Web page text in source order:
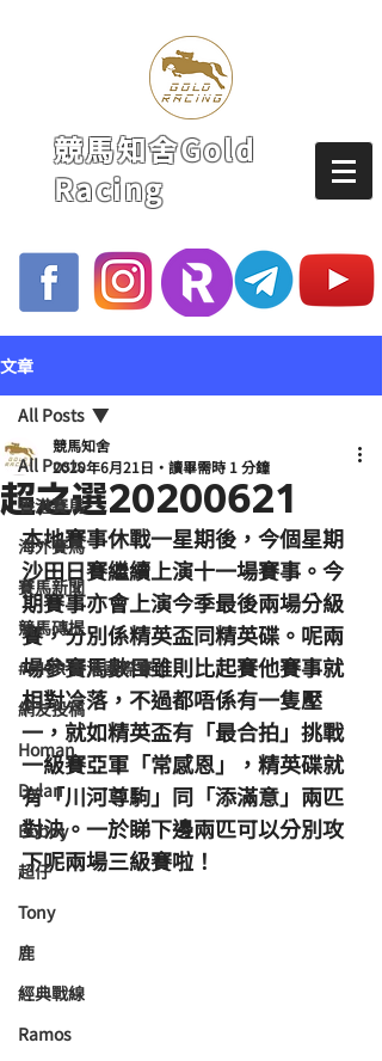
競馬知舍Gold
Racing
文章
All Posts
香港賽馬
海外賽馬
賽馬新聞
競馬磚提
#HKIR 香港國際賽
網友投稿
Homan
Dylan
Bobby
超仔
Tony
鹿
經典戰線
Ramos
All Posts
超之選20200621
競馬知舍
2020年6月21日
讀畢需時 1 分鐘
本地賽事休戰一星期後，今個星期
沙田日賽繼續上演十一場賽事。今
期賽事亦會上演今季最後兩場分級
賽，分別係精英盃同精英碟。呢兩
場參賽馬數目雖則比起賽他賽事就
相對冷落，不過都唔係有一隻壓
一，就如精英盃有「最合拍」挑戰
一級賽亞軍「常感恩」，精英碟就
有「川河尊駒」同「添滿意」兩匹
對決。一於睇下邊兩匹可以分別攻
下呢兩場三級賽啦！